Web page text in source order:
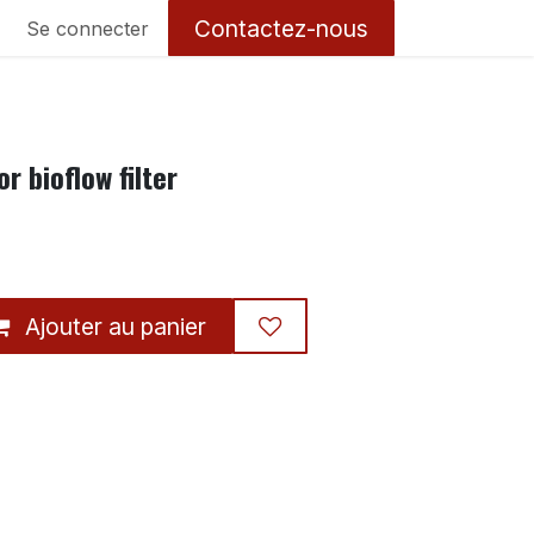
Se connecter Contactez-nous
bioflow filter
Ajouter au panier